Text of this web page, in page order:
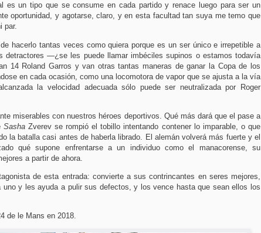
es un tipo que se consume en cada partido y renace luego para ser un
oportunidad, y agotarse, claro, y en esta facultad tan suya me temo que
par.
hacerlo tantas veces como quiera porque es un ser único e irrepetible a
detractores —¿se les puede llamar imbéciles supinos o estamos todavía
14 Roland Garros y van otras tantas maneras de ganar la Copa de los
en cada ocasión, como una locomotora de vapor que se ajusta a la vía
la velocidad adecuada sólo puede ser neutralizada por Roger
miserables con nuestros héroes deportivos. Qué más dará que el pase a
SashaZverev se rompió el tobillo intentando contener lo imparable, o que
la batalla casi antes de haberla librado. El alemán volverá más fuerte y el
qué supone enfrentarse a un individuo como el manacorense, su
a partir de ahora.
de esta entrada: convierte a sus contrincantes en seres mejores,
y les ayuda a pulir sus defectos, y los vence hasta que sean ellos los
de le Mans en 2018.